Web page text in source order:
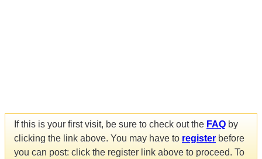
If this is your first visit, be sure to check out the FAQ by
clicking the link above. You may have to register before
you can post: click the register link above to proceed. To